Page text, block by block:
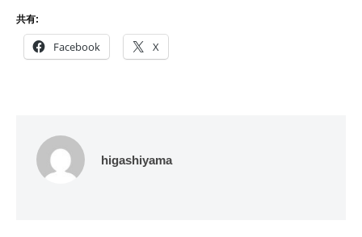
共有:
Facebook X
higashiyama